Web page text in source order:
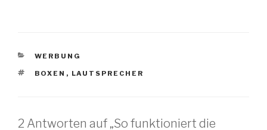
KATEGORIEN
WERBUNG
SCHLAGWÖRTER
BOXEN , LAUTSPRECHER
2 Antworten auf „So funktioniert die